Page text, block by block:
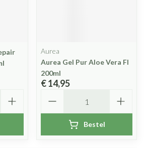
Aurea
Aurea Gel Pur Aloe Vera Fl
200ml
€ 14,95
Bestel